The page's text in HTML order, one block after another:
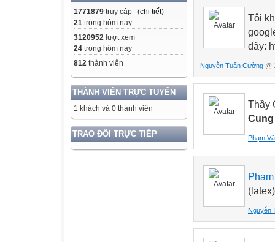
1771879 truy cập (chi tiết)
21 trong hôm nay
3120952 lượt xem
24 trong hôm nay
812 thành viên
THÀNH VIÊN TRỰC TUYẾN
1 khách và 0 thành viên
TRAO ĐỔI TRỰC TIẾP
Tôi
đây:
Nguyễn Tuấn Cường @
Thầy
Cung
Phạm
Nguyễn